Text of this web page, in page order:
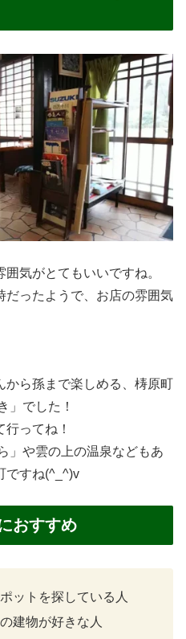
気がとてもいいですね。
だったようで、お店の雰囲気
から孫まで楽しめる、梼原町
」でした！
ってね！
」や雲の上の温泉などもあ
ですね(^_^)v
おすすめ
ットを探している人
建物が好きな人